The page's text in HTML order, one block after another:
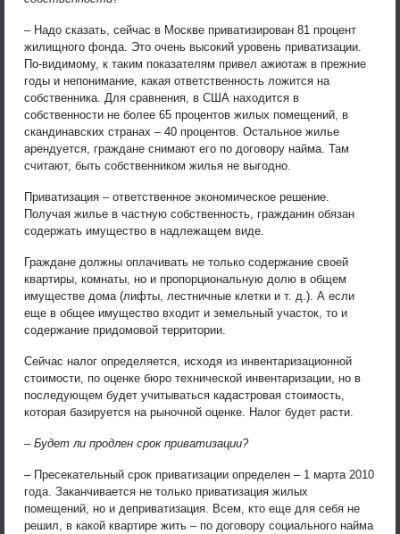
– Надо сказать, сейчас в Москве приватизирован 81 процент
жилищного фонда. Это очень высокий уровень приватизации.
По-видимому, к таким показателям привел ажиотаж в прежние
годы и непонимание, какая ответственность ложится на
собственника. Для сравнения, в США находится в
собственности не более 65 процентов жилых помещений, в
скандинавских странах – 40 процентов. Остальное жилье
арендуется, граждане снимают его по договору найма. Там
считают, быть собственником жилья не выгодно.
Приватизация – ответственное экономическое решение.
Получая жилье в частную собственность, гражданин обязан
содержать имущество в надлежащем виде.
Граждане должны оплачивать не только содержание своей
квартиры, комнаты, но и пропорциональную долю в общем
имуществе дома (лифты, лестничные клетки и т. д.). А если
еще в общее имущество входит и земельный участок, то и
содержание придомовой территории.
Сейчас налог определяется, исходя из инвентаризационной
стоимости, по оценке бюро технической инвентаризации, но в
последующем будет учитываться кадастровая стоимость,
которая базируется на рыночной оценке. Налог будет расти.
– Будет ли продлен срок приватизации?
– Пресекательный срок приватизации определен – 1 марта 2010
года. Заканчивается не только приватизация жилых
помещений, но и деприватизация. Всем, кто еще для себя не
решил, в какой квартире жить – по договору социального найма